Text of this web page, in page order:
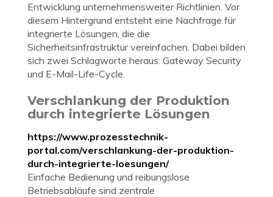
Entwicklung unternehmensweiter Richtlinien. Vor
diesem Hintergrund entsteht eine Nachfrage für
integrierte Lösungen, die die
Sicherheitsinfrastruktur vereinfachen. Dabei bilden
sich zwei Schlagworte heraus: Gateway Security
und E-Mail-Life-Cycle.
Verschlankung der Produktion
durch integrierte Lösungen
https://www.prozesstechnik-
portal.com/verschlankung-der-produktion-
durch-integrierte-loesungen/
Einfache Bedienung und reibungslose
Betriebsabläufe sind zentrale